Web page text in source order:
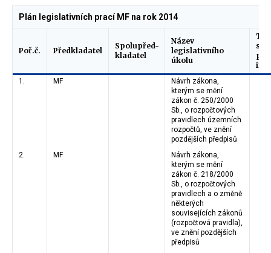
Plán legislativních prací MF na rok 2014
Poř.č. Předkladatel
Spolupřed-
kladatel
Název
legislativního
úkolu
pro
1. MF
Návrh zákona,
kterým se mění
zákon č. 250/2000
Sb., o rozpočtových
pravidlech územních
rozpočtů, ve znění
pozdějších předpisů
2.
MF
Návrh zákona,
kterým se mění
zákon č. 218/2000
Sb., o rozpočtových
pravidlech a o změně
některých
souvisejících zákonů
(rozpočtová pravidla),
ve znění pozdějších
předpisů